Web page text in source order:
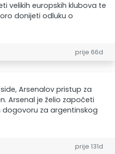
velikih europskih klubova te
donijeti odluku o
prije 66d
Arsenalov pristup za
Arsenal je želio započeti
za argentinskog
prije 131d